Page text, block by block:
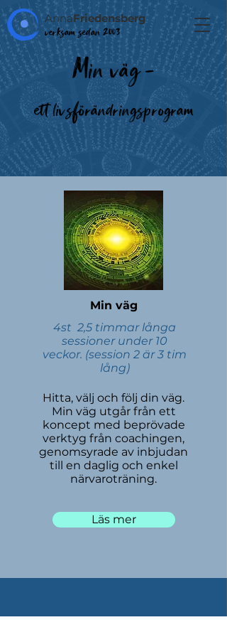
AnnaFriedensberg
verksam sedan 2003
Minväg -
ett livsförändringsprogram
Min väg
4st 2,5 timmar långa
sessioner under 10
veckor. (session 2 är 3 tim
lång)
Hitta, välj och följ din väg.
Min väg utgår från ett
koncept med beprövade
verktyg från coachingen,
genomsyrade av inbjudan
till en daglig och enkel
närvaroträning.
Läs mer